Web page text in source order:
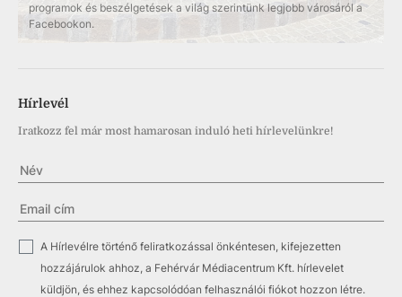
programok és beszélgetések a világ szerintünk legjobb városáról a
Facebookon.
Hírlevél
Iratkozz fel már most hamarosan induló heti hírlevelünkre!
A Hírlevélre történő feliratkozással önkéntesen, kifejezetten
hozzájárulok ahhoz, a Fehérvár Médiacentrum Kft. hírlevelet
küldjön, és ehhez kapcsolódóan felhasználói fiókot hozzon létre.